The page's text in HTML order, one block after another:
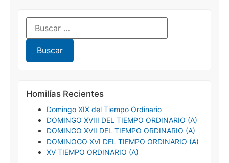
Homilías Recientes
Domingo XIX del Tiempo Ordinario
DOMINGO XVIII DEL TIEMPO ORDINARIO (A)
DOMINGO XVII DEL TIEMPO ORDINARIO (A)
DOMINOGO XVI DEL TIEMPO ORDINARIO (A)
XV TIEMPO ORDINARIO (A)